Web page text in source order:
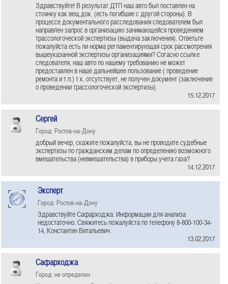
Здравствуйте! В результат ДТП наш авто был поставлен на
стоянку как вещ.док. (есть погибшие с другой стороны). В
процессе документального расследования следователем был
направлен запрос в организацию занимающейся проведением
трассологоческой экспертизы (выдача заключения). Ответьте
пожалуйста есть ли норма регламентирующая срок рассмотрения
вышеуказанной экспертизы организациями? Согасно ссылке
следователя, наш авто по нашему требованию не может
предоставлен в наше дальнейшее пользование ( проведение
ремонта и т.п.) т.к. отсутствует, не получен документ (заключение
о проведении трассологоческой экспертизы).
15.12.2017
Сергей
Город: Ростов-на-Дону
добрый вечер, скажите пожалуйста, вы не проводите судебные
экспертизы по гражданским делам по определению возможного
вмешательства (невмешательства) в приборы учета газа?
14.12.2017
Эксперт
Город: Ростов-на-Дону
Здравствуйте Сафарходжа. Информации для анализа
недостаточно. Свяжитесь пожалуйста по телефону 8-800-100-34-
14, Константин Витальевич.
13.02.2017
Сафарходжа
Город: не определен